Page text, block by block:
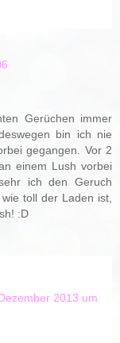
Gerüchen immer
bin ich nie
gegangen. Vor 2
einem Lush vorbei
ich den Geruch
toll der Laden ist,
:D
2013 um